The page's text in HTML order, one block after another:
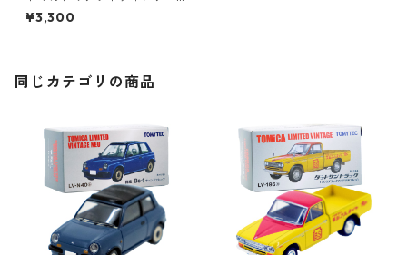
ジ LV-89b ダットサン ブルー
バード 1600 SSS 68年式 #102
¥3,300
同じカテゴリの商品